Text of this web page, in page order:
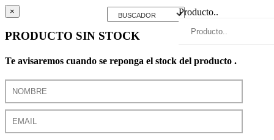
×
PRODUCTO SIN STOCK
Te avisaremos cuando se reponga el stock del producto .
Producto..